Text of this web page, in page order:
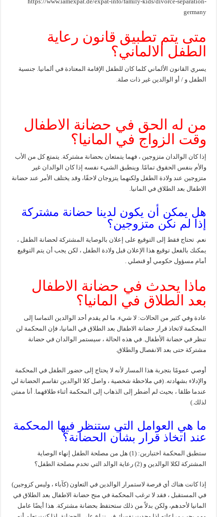
germany
متى يتم تطبيق قانون رعاية
الطفل الالماني؟
يسري القانون الألماني كلما كان للطفل الإقامة المعتادة في ألمانيا. جنسية
الطفل و / أو الوالدين غير ذات صلة.
من له الحق في حضانة الاطفال
وقت الزواج في المانيا؟
إذا كان الوالدان متزوجين ، فهما يتمتعان بحضانة مشتركة. يتمتع كل من الأب
والأم بنفس الحقوق تمامًا. وينطبق الشيء نفسه إذا كان الوالدان غير
متزوجين عند ولادة الطفل ولكنهما يتزوجان لاحقًا، وقد يختلف الأمر عند حضانة
الاطفال بعد الطلاق في المانيا.
هل يمكن أن يكون لدينا حضانة مشتركة
إذا لم نكن متزوجين؟
نعم. تحتاج فقط إلى التوقيع على إعلان بالوصاية المشتركة لحضانة الطفل ،
يمكنك بالفعل توقيع هذا الإعلان قبل ولادة الطفل ، لكن يجب أن يتم التوقيع
أمام مسؤول حكومي أو قنصلي .
ماذا يحدث في حضانة الاطفال
بعد الطلاق في المانيا؟
عادة وفي كثير من الحالات: لا شيء. ما لم يقدم أحد الوالدين التماسا إلى
المحكمة لاتخاذ قرار حضانة الاطفال بعد الطلاق في المانيا، فإن المحكمة لن
تنظر في حضانة الأطفال. في هذه الحالة ، سيستمر الوالدان في حضانة
مشتركة حتى بعد الانفصال والطلاق.
أوصي عمومًا بتجربة هذا المسار لأنه لا يحتاج إلى حضور الطفل في المحكمة
والإدلاء بشهادته. (في ملاحظة شخصية ، واصل كلا الوالدين تقاسم الحضانة لي
عندما طلقا ، بحيث لم أضطر إلى الذهاب إلى المحكمة أثناء طلاقهما. أنا ممتن
لذلك.)
ما هي العوامل التي ستنظر فيها المحكمة
عند اتخاذ قرار بشأن الحضانة؟
ستطبق المحكمة اختبارين: (1) هل من مصلحة الطفل إنهاء الوصاية
المشتركة لكلا الوالدين و (2) رعاية الوالد التي تخدم مصلحة الطفل؟
إذا كانت هناك أي فرصة لاستمرار الوالدين في التعاون (كآباء ، وليس كزوجين)
في المستقبل ، فقد لا ترغب المحكمة في منح حضانة الاطفال بعد الطلاق في
المانيا لأحدهم، ولكن بدلاً من ذلك ستحتفظ بحضانة مشتركة. هذا أيضًا عامل